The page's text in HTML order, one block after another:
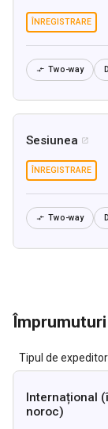
ÎNREGISTRARE
 Two-way
Sesiunea 
ÎNREGISTRARE
 Two-way
Tipul de expeditor
Internațional
noroc)